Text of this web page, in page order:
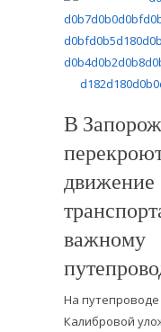
В
движение
важному
На путепроводе
Калибровой